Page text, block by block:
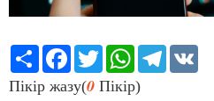
Share Facebook
TwitterWhatsApp
Telegram
Пікір жазу(0 Пікір)